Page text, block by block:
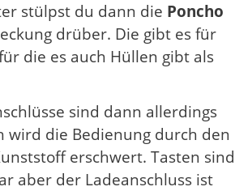
stülpst du dann die Poncho
drüber. Die gibt es für
die es auch Hüllen gibt als
sind dann allerdings
wird die Bedienung durch den
erschwert. Tasten sind
aber der Ladeanschluss ist